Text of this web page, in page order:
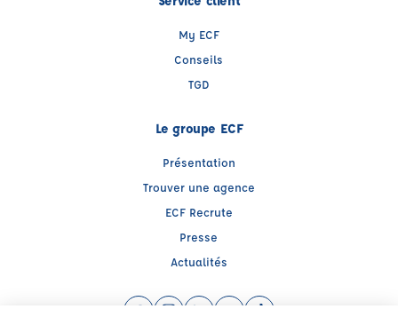
My ECF
Conseils
TGD
Le groupe ECF
Présentation
Trouver une agence
ECF Recrute
Presse
Actualités